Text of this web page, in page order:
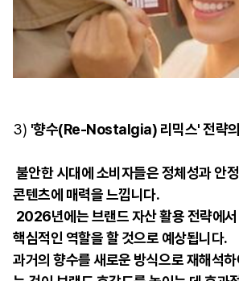
3) '향수(Re-Nostalgia) 리믹스' 전략의
불안한 시대에 소비자들은 정체성과 안
콘텐츠에 매력을 느낍니다.
2026년에는 브랜드 자산 활용 전략에서
핵심적인 역할을 할 것으로 예상됩니다.
과거의 향수를 새로운 방식으로 재해석